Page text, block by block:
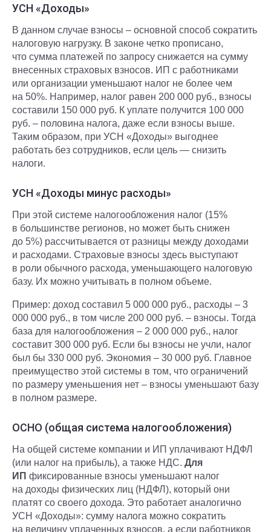
УСН «Доходы»
В данном случае взносы – основной способ сократить
налоговую нагрузку. В законе четко прописано,
что сумма платежей по запросу снижается на сумму
внесенных страховых взносов. ИП с работниками
или организации уменьшают налог не более чем
на 50%. Например, налог равен 200 000 руб., взносы
составили 150 000 руб. К уплате получится 100 000
руб. – половина налога, даже если взносы выше.
Таким образом, при УСН «Доходы» выгоднее
работать без сотрудников, если цель — снизить
налоги.
УСН «Доходы минус расходы»
При этой системе налогообложения налог (15%
в большинстве регионов, но может быть снижен
до 5%) рассчитывается от разницы между доходами
и расходами. Страховые взносы здесь выступают
в роли обычного расхода, уменьшающего налоговую
базу. Их можно учитывать в полном объеме.
Пример: доход составил 5 000 000 руб., расходы – 3
000 000 руб., в том числе 200 000 руб. – взносы. Тогда
база для налогообложения – 2 000 000 руб., налог
составит 300 000 руб. Если бы взносы не учли, налог
был бы 330 000 руб. Экономия – 30 000 руб. Главное
преимущество этой системы в том, что ограничений
по размеру уменьшения нет – взносы уменьшают базу
в полном размере.
ОСНО (общая система налогообложения)
На общей системе компании и ИП уплачивают НДФЛ
(или налог на прибыль), а также НДС. Для
ИП фиксированные взносы уменьшают налог
на доходы физических лиц (НДФЛ), который они
платят со своего дохода. Это работает аналогично
УСН «Доходы»: сумму налога можно сократить
на величину уплаченных взносов, а если работников